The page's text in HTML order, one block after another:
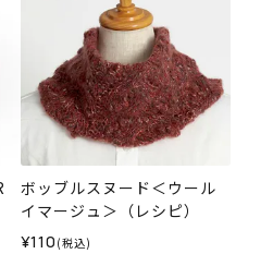
ボッブルスヌード＜ウール
イマージュ＞（レシピ）
¥110 (税込)